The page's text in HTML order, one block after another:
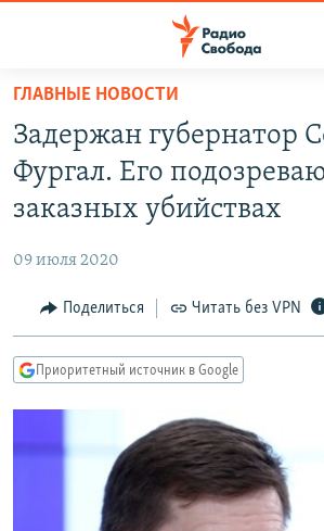
упрощенного
доступа
Вернуться
основному
Вернутся
Вернутся
ПОДКАСТЫ
АВТОРСКИЕ ПРОЕКТЫ
МНЕНИЯ
КУЛЬТУРА
КАВКАЗ.РЕАЛИИ
СИБИРЬ.РЕАЛИИ
РАСПИСАНИЕ ВЕЩАНИЯ
ГЛАВНЫЕ НОВОСТИ
Задержан губернатор
Фургал. Его
заказных убийствах
09 июля 2020
Поделиться Читать без VPN
Приоритетный источник в Google